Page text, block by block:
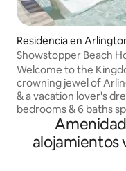
Residencia en
Showstopper Beach
Waterfall Elevator
Welcome to the
crowning jewel of
& a vacation lover's
bedrooms & 6 baths
4000 sq ft w/ 20ft
jewel box features a
with dramatic 8ft
Thermador
alojamientos